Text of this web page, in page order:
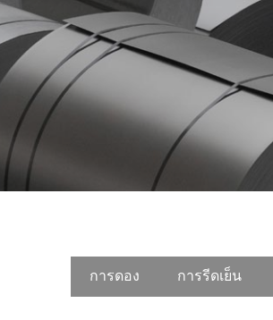
การดอง การรีดเย็น